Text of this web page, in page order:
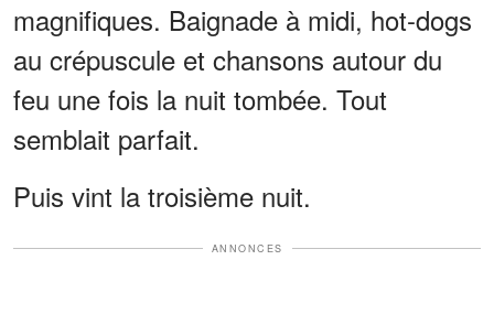
magnifiques. Baignade à midi, hot-dogs
au crépuscule et chansons autour du
feu une fois la nuit tombée. Tout
semblait parfait.
Puis vint la troisième nuit.
ANNONCES